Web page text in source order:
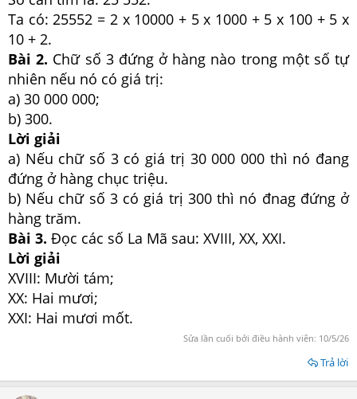
Ta có: 25552 = 2 x 10000 + 5 x 1000 + 5 x 100 + 5 x
10 + 2.
Bài 2. Chữ số 3 đứng ở hàng nào trong một số tự
nhiên nếu nó có giá trị:
a) 30 000 000;
b) 300.
Lời giải
a) Nếu chữ số 3 có giá trị 30 000 000 thì nó đang
đứng ở hàng chục triệu.
b) Nếu chữ số 3 có giá trị 300 thì nó đnag đứng ở
hàng trăm.
Bài 3. Đọc các số La Mã sau: XVIII, XX, XXI.
Lời giải
XVIII: Mười tám;
XX: Hai mươi;
XXI: Hai mươi mốt.
Sửa lần cuối bởi điều hành viên: 10/5/26
Trả lời